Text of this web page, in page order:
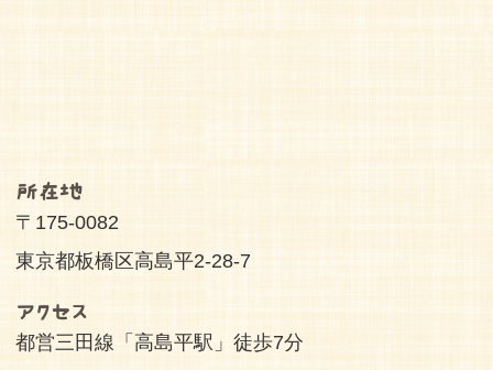
所在地
〒175-0082
東京都板橋区高島平2-28-7
アクセス
都営三田線「高島平駅」徒歩7分